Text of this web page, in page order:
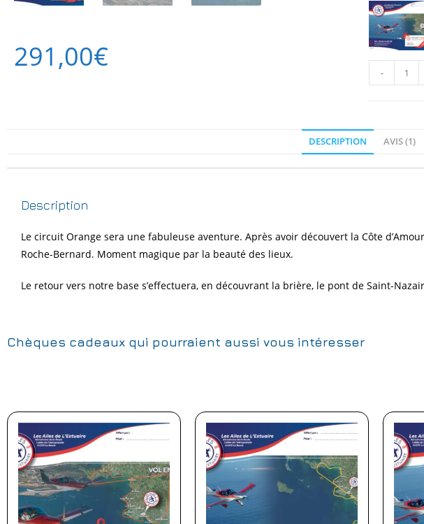
291,00€ -
DESCRIPTION AVIS (1)
Description
Le circuit Orange sera une fabuleuse aventure. Après avoir découvert la Côte
Roche-Bernard. Moment magique par la beauté des lieux.
Le retour vers notre base s’effectuera, en découvrant la brière, le pont de Saint-
Chèques cadeaux qui pourraient aussi vous intéresser